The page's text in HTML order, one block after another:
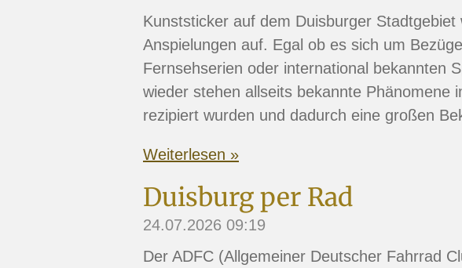
Kunststicker auf dem Duisburger
Anspielungen auf. Egal ob es sich um
Fernsehserien oder international bekannten
wieder stehen allseits bekannte Phänomene
rezipiert wurden und dadurch eine großen
Weiterlesen »
Duisburg per Rad
24.07.2026 09:19
Der ADFC (Allgemeiner Deutscher Fahrrad